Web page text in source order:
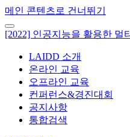
메인 콘텐츠로 건너뛰기
[2022] 인공지능을 활용한 멀
LAIDD 소개
온라인 교육
오프라인 교육
컨퍼런스&경진대회
공지사항
통합검색